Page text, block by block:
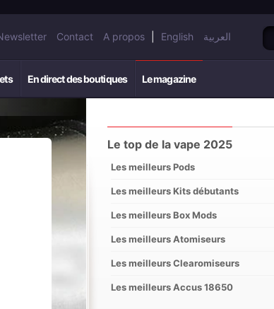
Contact A propos English العربية
En direct des boutiques Le magazine
Le top de la vape 2025
Les meilleurs Pods
Les meilleurs Kits débutants
Les meilleurs Box Mods
Les meilleurs Atomiseurs
Les meilleurs Clearomiseurs
Les meilleurs Accus 18650